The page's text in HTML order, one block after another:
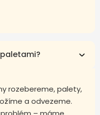
rozebereme, palety,
a odvezeme.